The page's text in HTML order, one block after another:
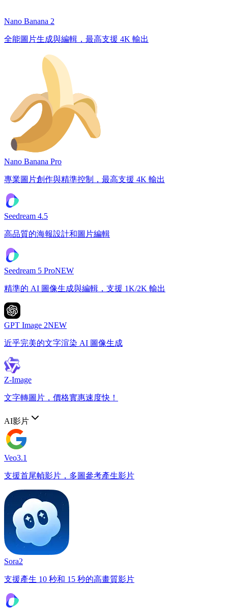
Nano Banana 2
全能圖片生成與編輯，最高支援 4K 輸出
Nano Banana Pro
專業圖片創作與精準控制，最高支援 4K 輸出
Seedream 4.5
高品質的海報設計和圖片編輯
Seedream 5 ProNEW
精準的 AI 圖像生成與編輯，支援 1K/2K 輸出
GPT Image 2NEW
近乎完美的文字渲染 AI 圖像生成
Z-Image
文字轉圖片，價格實惠速度快！
AI影片
Veo3.1
支援首尾幀影片，多圖參考產生影片
Sora2
支援產生 10 秒和 15 秒的高畫質影片